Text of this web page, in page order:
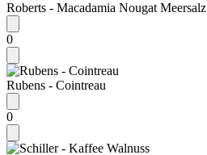
Roberts - Macadamia Nougat Meersalz
0
Rubens - Cointreau
0